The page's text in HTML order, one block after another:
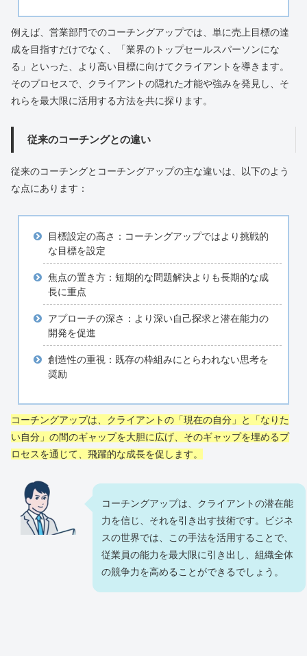
例えば、営業部門でのコーチングアップでは、単に売上目標の達
成を目指すだけでなく、「業界のトップセールスパーソンにな
る」といった、より高い目標に向けてクライアントを導きます。
そのプロセスで、クライアントの隠れた才能や強みを発見し、そ
れらを最大限に活用する方法を共に探ります。
従来のコーチングとの違い
従来のコーチングとコーチングアップの主な違いは、以下のよう
な点にあります：
目標設定の高さ：コーチングアップではより挑戦的
な目標を設定
焦点の置き方：短期的な問題解決よりも長期的な成
長に重点
アプローチの深さ：より深い自己探求と潜在能力の
開発を促進
創造性の重視：既存の枠組みにとらわれない思考を
奨励
コーチングアップは、クライアントの「現在の自分」と「なりた
い自分」の間のギャップを大胆に広げ、そのギャップを埋めるプ
ロセスを通じて、飛躍的な成長を促します。
コーチングアップは、クライアントの潜在能
力を信じ、それを引き出す技術です。ビジネ
スの世界では、この手法を活用することで、
従業員の能力を最大限に引き出し、組織全体
の競争力を高めることができるでしょう。